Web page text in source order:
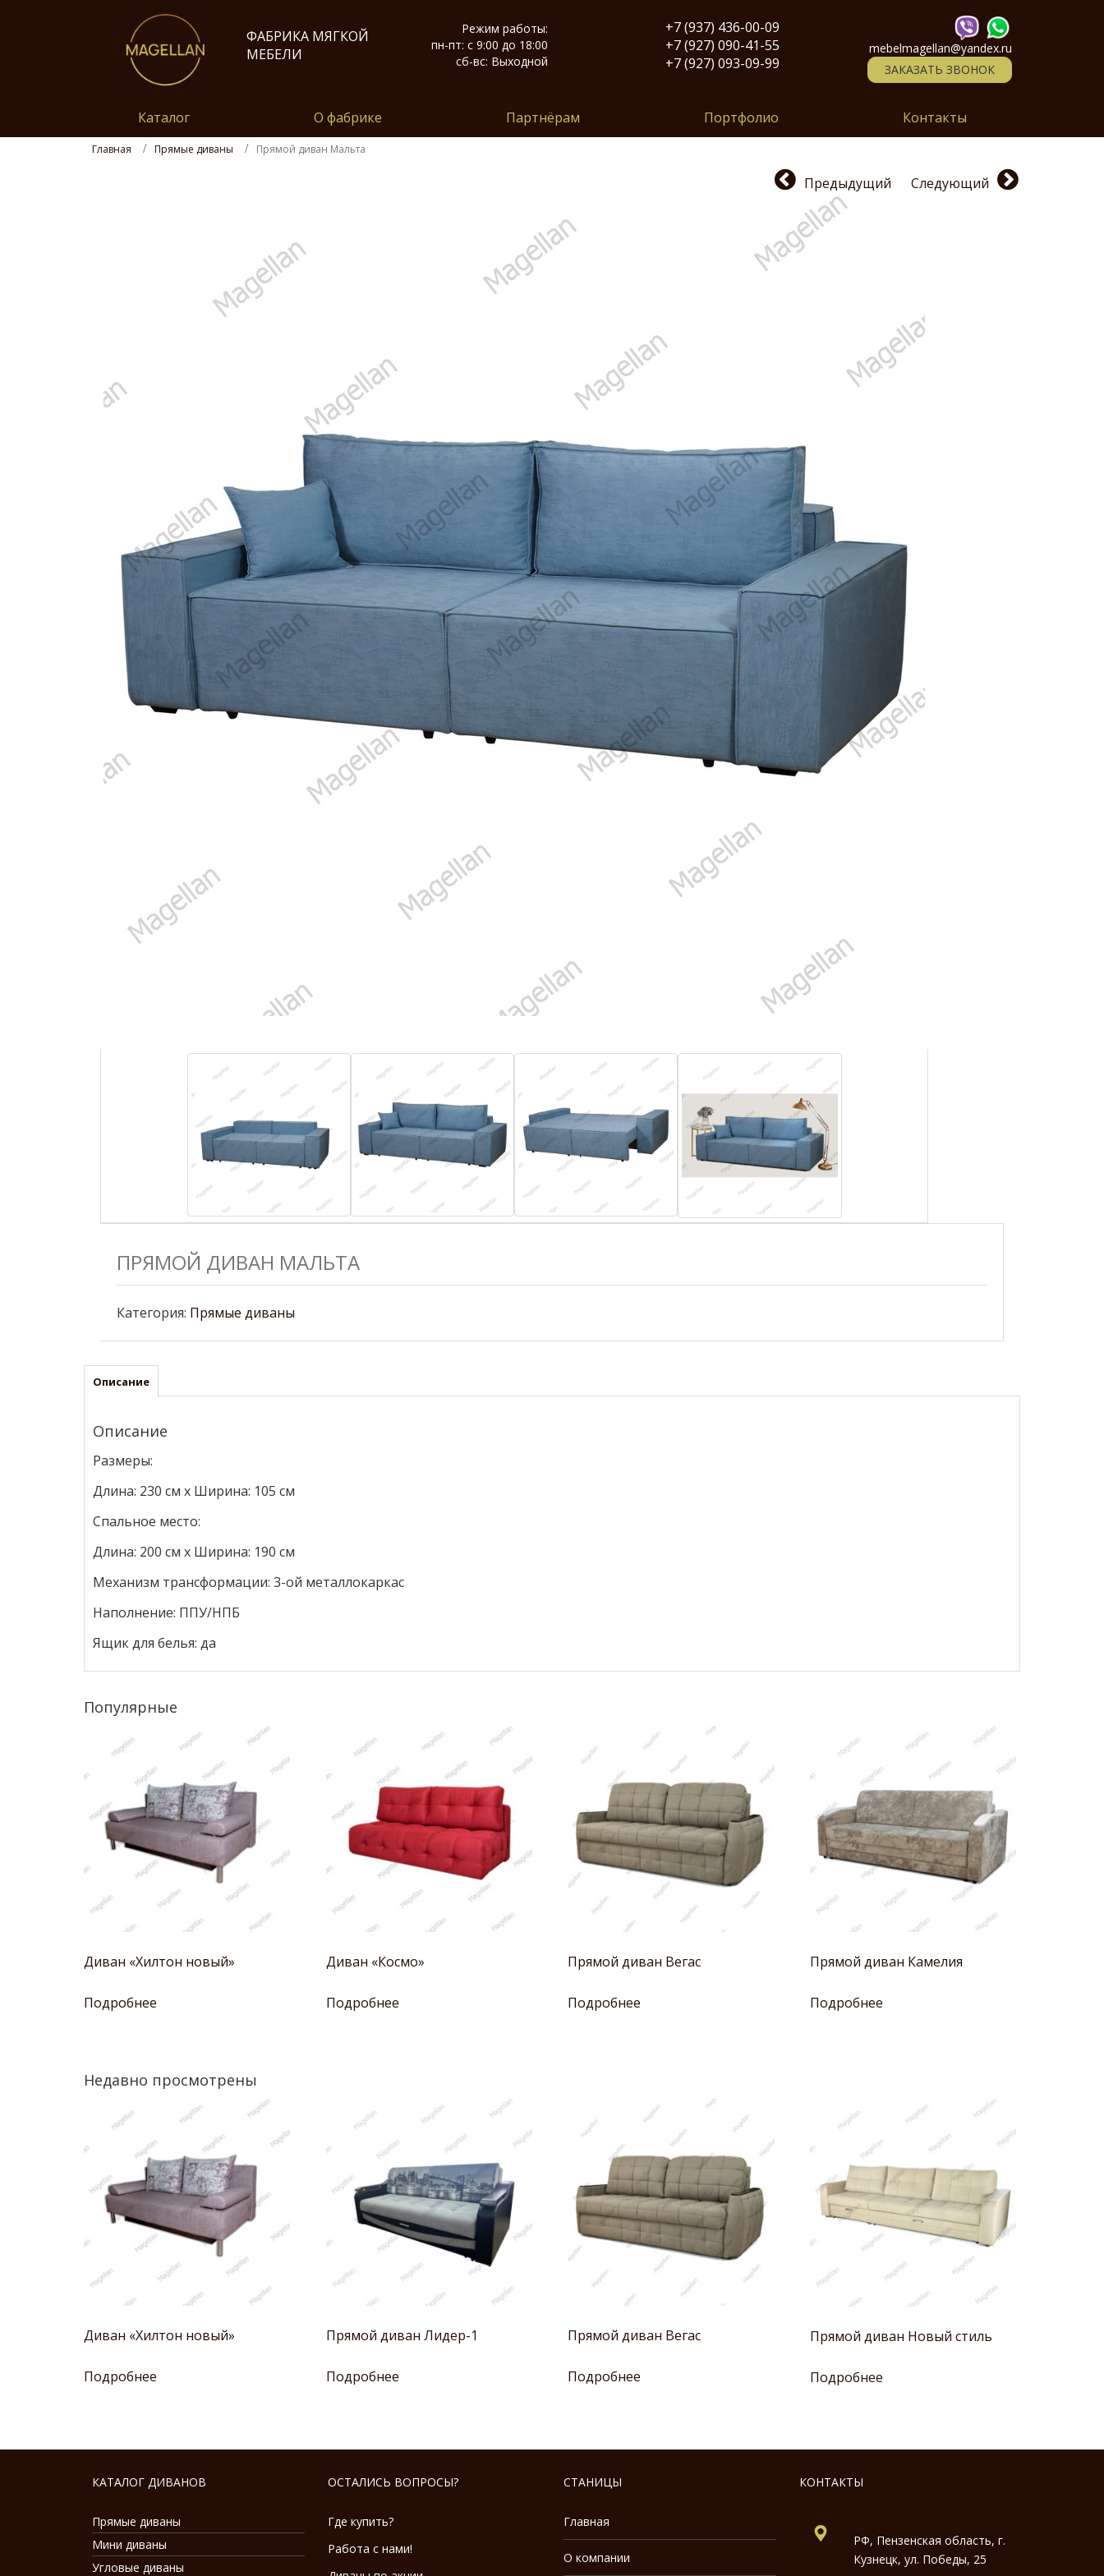
ФАБРИКА МЯГКОЙ
МЕБЕЛИ
Режим работы:
пн-пт: с 9:00 до 18:00
сб-вс: Выходной
+7 (937) 436-00-09
+7 (927) 090-41-55
+7 (927) 093-09-99
mebelmagellan@yandex.ru
ЗАКАЗАТЬ ЗВОНОК
Каталог О фабрике Партнёрам Портфолио Контакты
Главная Прямые диваны Прямой диван Мальта
Предыдущий Следующий
ПРЯМОЙ ДИВАН МАЛЬТА
Категория: Прямые диваны
Описание
Описание
Размеры:
Длина: 230 см х Ширина: 105 см
Спальное место:
Длина: 200 см х Ширина: 190 см
Механизм трансформации: 3-ой металлокаркас
Наполнение: ППУ/НПБ
Ящик для белья: да
Популярные
Диван «Хилтон новый»
Подробнее
Диван «Космо»
Подробнее
Прямой диван Вегас
Подробнее
Прямой диван Камелия
Подробнее
Недавно просмотрены
Диван «Хилтон новый»
Подробнее
Прямой диван Лидер-1
Подробнее
Прямой диван Вегас
Подробнее
Прямой диван Новый стиль
Подробнее
КАТАЛОГ ДИВАНОВ
Прямые диваны
Мини диваны
Угловые диваны
ОСТАЛИСЬ ВОПРОСЫ?
Где купить?
Работа с нами!
СТАНИЦЫ
Главная
О компании
КОНТАКТЫ
РФ, Пензенская область, г.
Кузнецк, ул. Победы, 25